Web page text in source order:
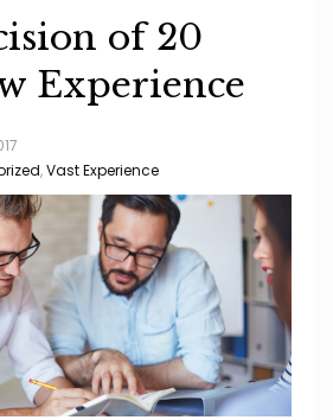
of 20
Experience
,Vast Experience